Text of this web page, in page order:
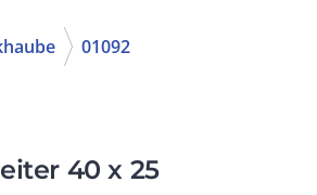
01092
40 x 25